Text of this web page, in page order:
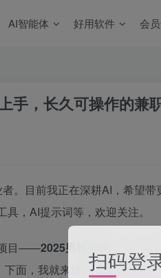
AI智能体 好用软件 会
手，长久可操作的兼
。目前我正在深耕AI，希望带
，AI提示词等，欢迎关注。
项目——2025男粉变现
。这个
面，我就来给大家详细拆解一
扫码登